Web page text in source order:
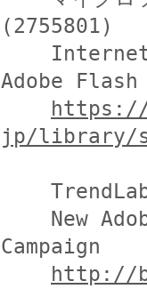
(2755801)
Adobe Flash
https://
jp/library/
Campaign
http://